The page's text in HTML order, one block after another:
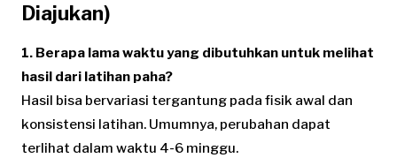
Diajukan)
1. Berapa lama waktu yang dibutuhkan untuk melihat
hasil dari latihan paha?
Hasil bisa bervariasi tergantung pada fisik awal dan
konsistensi latihan. Umumnya, perubahan dapat
terlihat dalam waktu 4-6 minggu.